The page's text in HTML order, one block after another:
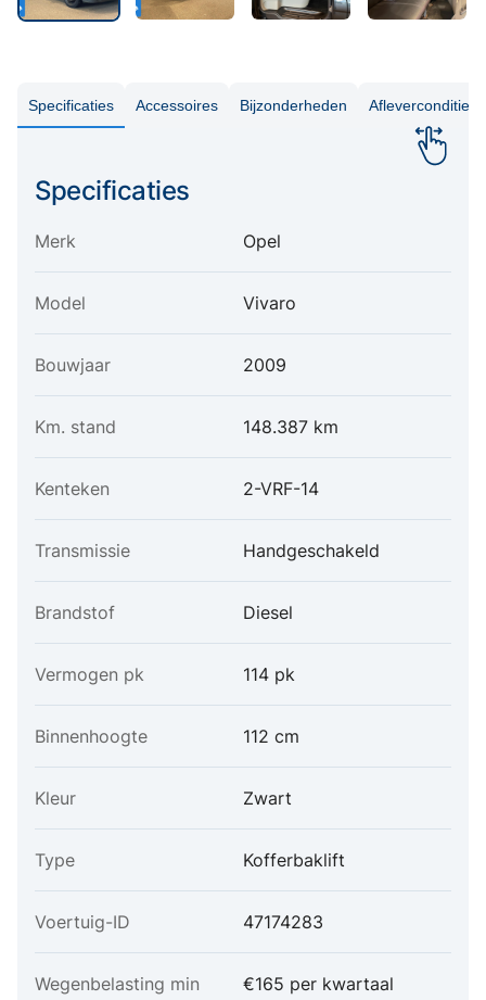
Specificaties Accessoires Bijzonderheden Aflevercondities
Specificaties
Merk Opel
Model Vivaro
Bouwjaar 2009
Km. stand 148.387 km
Kenteken 2-VRF-14
Transmissie Handgeschakeld
Brandstof Diesel
Vermogen pk 114 pk
Binnenhoogte 112 cm
Kleur Zwart
Type Kofferbaklift
Voertuig-ID 47174283
Wegenbelasting min €165 per kwartaal